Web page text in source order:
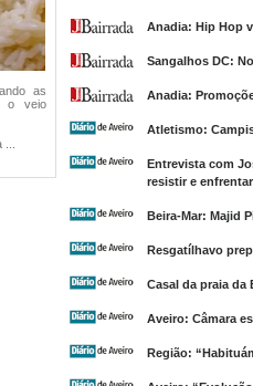
as
o veio
Anadia: Hip Hop
Sangalhos DC:
Anadia:
Atletismo:
Entrevista com
resistir e
Beira-Mar: Majid
Resgatílhavo
Casal da praia da
Aveiro: Câmara
Região: